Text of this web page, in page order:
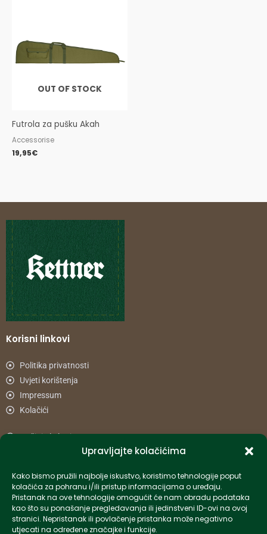
Upravljajte kolačićima
Kako bismo pružili najbolje iskustvo, koristimo tehnologije poput
kolačića za pohranu i/ili pristup informacijama o uređaju.
Pristanak na ove tehnologije omogućit će nam obradu podataka
kao što su ponašanje pregledavanja ili jedinstveni ID-ovi na ovoj
stranici. Nepristanak ili povlačenje pristanka može negativno
utjecati na određene značajke i funkcije.
OUT OF STOCK
Futrola za pušku Akah
Accessorise
19,95€
Korisni linkovi
Politika privatnosti
Uvjeti korištenja
Impressum
Kolačići
Načini plaćanja
Informacije
info-hr@kettner.com